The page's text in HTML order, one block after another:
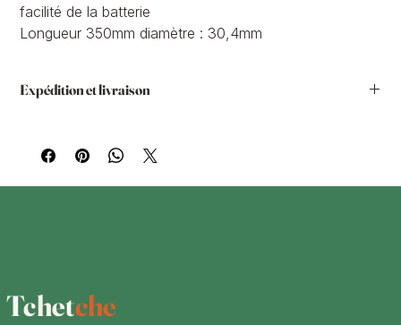
facilité de la batterie
Longueur 350mm diamètre : 30,4mm
Expédition et livraison
site internet et de demander le retrait chez nous. Vous
pourrez le retirer dans nos locaux à Lauzerville ou dans un
à plus de 15km de Lauzerville
Tchetche